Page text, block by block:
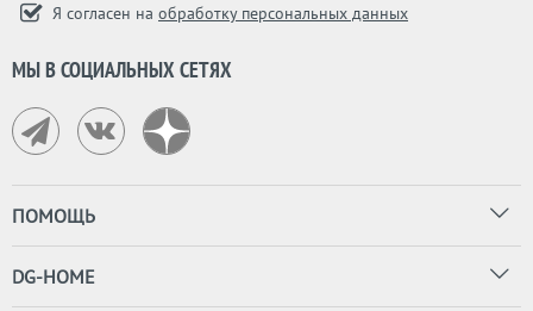
Я согласен на обработку персональных данных
МЫ В СОЦИАЛЬНЫХ СЕТЯХ
ПОМОЩЬ
DG-HOME